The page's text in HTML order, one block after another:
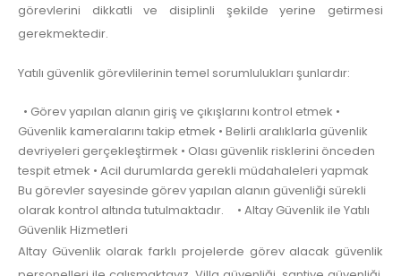
görevlerini dikkatli ve disiplinli şekilde yerine getirmesi
gerekmektedir.
Yatılı güvenlik görevlilerinin temel sorumlulukları şunlardır:
• Görev yapılan alanın giriş ve çıkışlarını kontrol etmek •
Güvenlik kameralarını takip etmek • Belirli aralıklarla güvenlik
devriyeleri gerçekleştirmek • Olası güvenlik risklerini önceden
tespit etmek • Acil durumlarda gerekli müdahaleleri yapmak
Bu görevler sayesinde görev yapılan alanın güvenliği sürekli
olarak kontrol altında tutulmaktadır. • Altay Güvenlik ile Yatılı
Güvenlik Hizmetleri
Altay Güvenlik olarak farklı projelerde görev alacak güvenlik